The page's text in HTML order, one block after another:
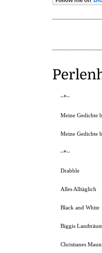
~*~
Meine Gedichte
Meine Gedichte
~*~
Drabble
Alles Alltäglich
Black and White
Biggis
Christianes